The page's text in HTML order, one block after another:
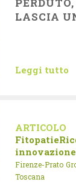
LASCIA
Leggi tutto
ARTICOLO
Fitopatie
innovazione
Firenze-Prato
Toscana